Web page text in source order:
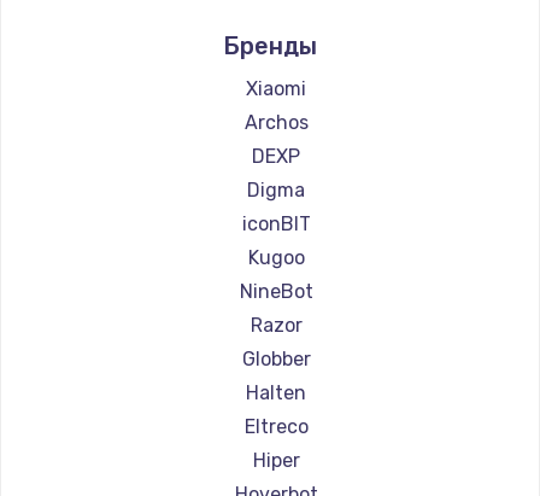
Ремонт самокатов Hunter
Ремонт самокатов Shorner
Ремонт самокатов Joyor
Ремонт самокатов Minimotors
Ремонт самокатов Bork
Ремонт самокатов Segway
Ремонт самокатов KIRIN
Бренды
Xiaomi
Archos
DEXP
Digma
iconBIT
Kugoo
NineBot
Razor
Globber
Halten
Eltreco
Hiper